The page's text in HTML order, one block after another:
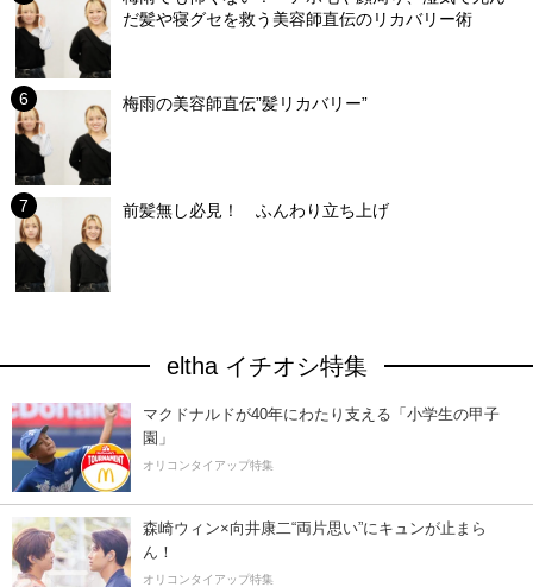
だ髪や寝グセを救う美容師直伝のリカバリー術
梅雨の美容師直伝”髪リカバリー”
前髪無し必見！ ふんわり立ち上げ
eltha イチオシ特集
マクドナルドが40年にわたり支える「小学生の甲子
園」
オリコンタイアップ特集
森崎ウィン×向井康二“両片思い”にキュンが止まら
ん！
オリコンタイアップ特集